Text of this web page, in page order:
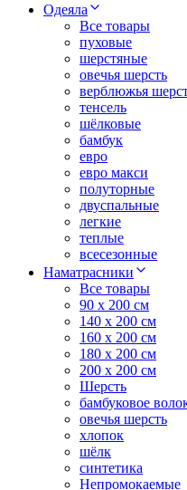
Одеяла
Все товары
пуховые
шерстяные
овечья шерсть
верблюжья
тенсель
шёлковые
бамбук
евро
евро макси
полуторные
двуспальные
легкие
теплые
всесезонные
Наматрасники
Все товары
90 x 200 см
140 x 200 см
160 x 200 см
180 x 200 см
200 x 200 см
Шерсть
бамбуковое
овечья шерсть
хлопок
шёлк
синтетика
Непромокаемые